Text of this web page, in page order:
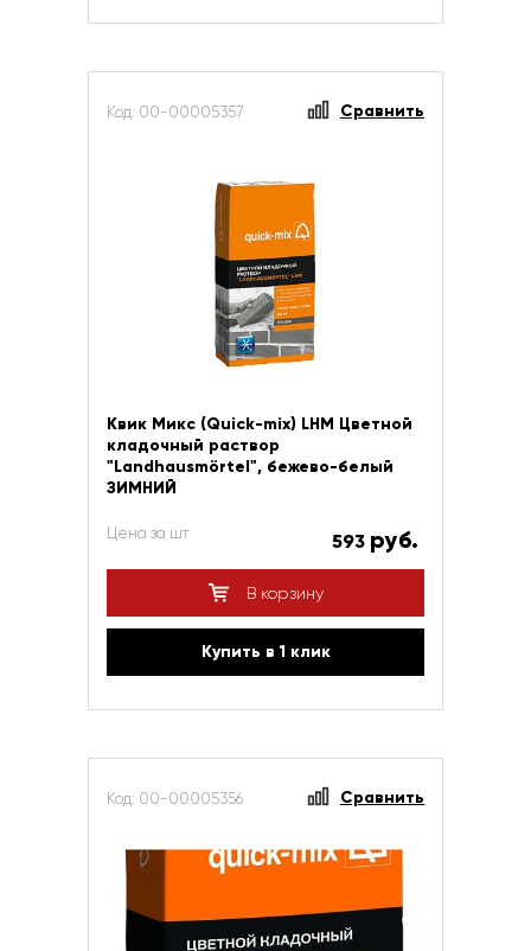
Код: 00-00005357 Сравнить
Квик Микс (Quick-mix) LHM Цветной
кладочный раствор
"Landhausmörtel", бежево-белый
ЗИМНИЙ
Цена за шт 593 руб.
В корзину
Купить в 1 клик
Код: 00-00005356 Сравнить